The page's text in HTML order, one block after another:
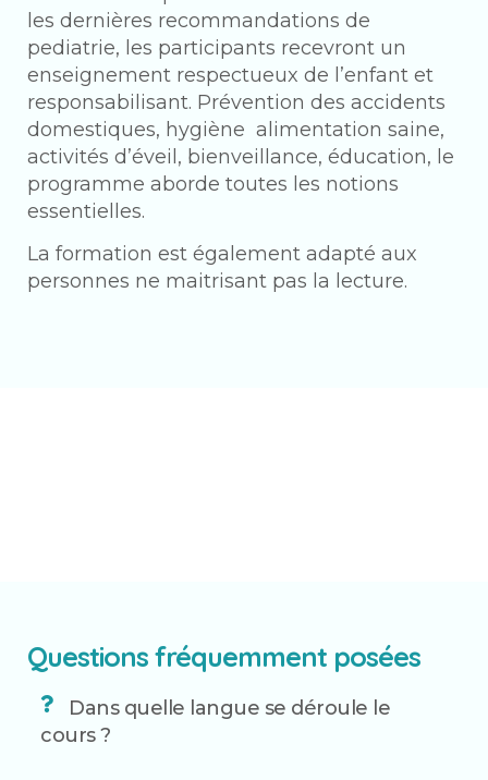
les dernières recommandations de
pediatrie, les participants recevront un
enseignement respectueux de l’enfant et
responsabilisant. Prévention des accidents
domestiques, hygiène alimentation saine,
activités d’éveil, bienveillance, éducation, le
programme aborde toutes les notions
essentielles.
La formation est également adapté aux
personnes ne maitrisant pas la lecture.
Questions fréquemment posées
Dans quelle langue se déroule le
cours ?